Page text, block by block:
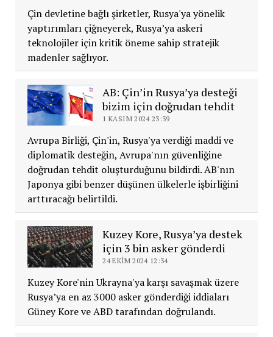
Çin devletine bağlı şirketler, Rusya'ya yönelik
yaptırımları çiğneyerek, Rusya’ya askeri
teknolojiler için kritik öneme sahip stratejik
madenler sağlıyor.
AB: Çin’in Rusya’ya desteği
bizim için doğrudan tehdit
1 KASIM 2024 23:39
Avrupa Birliği, Çin'in, Rusya'ya verdiği maddi ve
diplomatik desteğin, Avrupa'nın güvenliğine
doğrudan tehdit oluşturduğunu bildirdi. AB'nın
Japonya gibi benzer düşünen ülkelerle işbirliğini
arttıracağı belirtildi.
Kuzey Kore, Rusya’ya destek
için 3 bin asker gönderdi
24 EKIM 2024 12:34
Kuzey Kore'nin Ukrayna'ya karşı savaşmak üzere
Rusya’ya en az 3000 asker gönderdiği iddiaları
Güney Kore ve ABD tarafından doğrulandı.